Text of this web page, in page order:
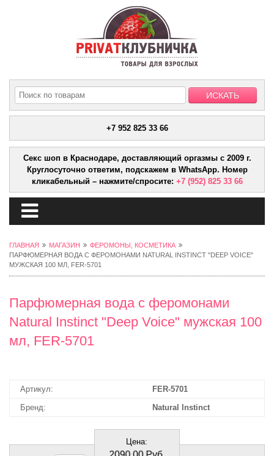
+7 952 825 33 66
Секс шоп в Краснодаре, доставляющий оргазмы с 2009 г.
Круглосуточно ответим, подскажем в WhatsApp. Номер
кликабельный – нажмите/спросите: +7 (952) 825 33 66
ГЛАВНАЯ МАГАЗИН
ФЕРОМОНЫ, КОСМЕТИКА
ПАРФЮМЕРНАЯ ВОДА С ФЕРОМОНАМИ NATURAL INSTINCT "DEEP VOICE"
МУЖСКАЯ 100 МЛ, FER-5701
Парфюмерная вода с феромонами
Natural Instinct "Deep Voice" мужская 100
мл, FER-5701
Артикул:
FER-5701
Бренд:
Natural Instinct
Цена: